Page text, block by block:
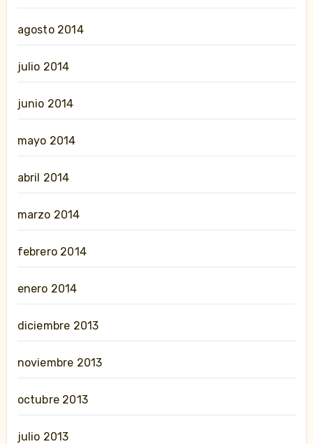
agosto 2014
julio 2014
junio 2014
mayo 2014
abril 2014
marzo 2014
febrero 2014
enero 2014
diciembre 2013
noviembre 2013
octubre 2013
julio 2013